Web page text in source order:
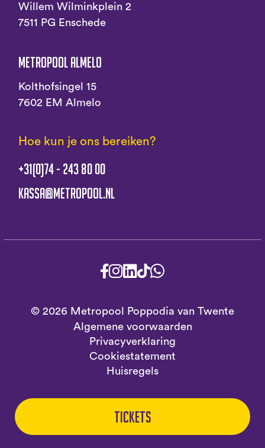
Tickets
Willem Wilminkplein 2
7511 PG Enschede
Metropool Almelo
Kolthofsingel 15
7602 EM Almelo
Hoe kun je ons bereiken?
+31(0)74 - 243 80 00
kassa@metropool.nl
© 2026 Metropool Poppodia van Twente
Algemene voorwaarden
Privacyverklaring
Cookiestatement
Huisregels